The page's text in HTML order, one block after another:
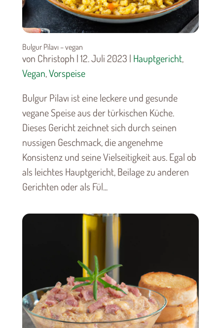
Bulgur Pilavı – vegan
von Christoph | 12. Juli 2023 | Hauptgericht,
Vegan,Vorspeise
Bulgur Pilavı ist eine leckere und gesunde
vegane Speise aus der türkischen Küche.
Dieses Gericht zeichnet sich durch seinen
nussigen Geschmack, die angenehme
Konsistenz und seine Vielseitigkeit aus. Egal ob
als leichtes Hauptgericht, Beilage zu anderen
Gerichten oder als Fül...